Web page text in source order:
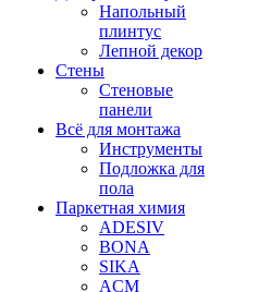
Напольный
плинтус
Лепной декор
Стены
Стеновые
панели
Всё для монтажа
Инструменты
Подложка для
пола
Паркетная химия
ADESIV
BONA
SIKA
ACM